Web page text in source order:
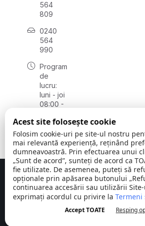
564
809
0240
564
990
Program
de
lucru:
luni - joi
08:00 -
vineri
08:00 -
14:00
Comuna
Stejaru |
județul
Concept realizat deBig Media Relații
Acest site folosește cookie
Folosim cookie-uri pe site-ul nostru
mai relevantă experiență, reținând
dumneavoastră. Prin efectuarea unui
„Sunt de acord”, sunteți de acord ca
fie utilizate. De asemenea, puteți să
opționale prin apăsarea butonului
continuarea accesării sau utilizării
exprimați acordul cu privire la Termeni
Accept TOATE Resping